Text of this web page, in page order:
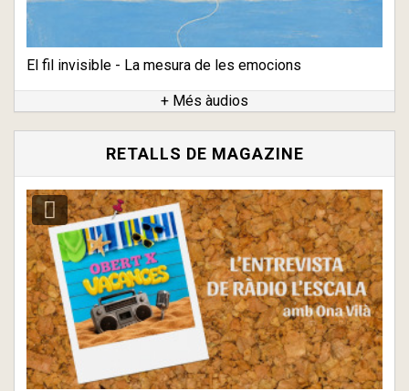
El fil invisible - La mesura de les emocions
+ Més àudios
RETALLS DE MAGAZINE